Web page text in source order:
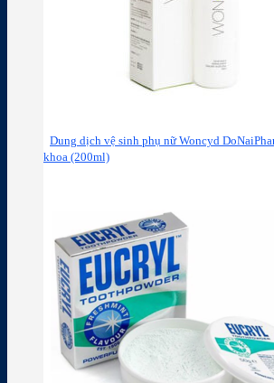
Dung dịch vệ sinh phụ nữ Woncyd
khoa (200ml)